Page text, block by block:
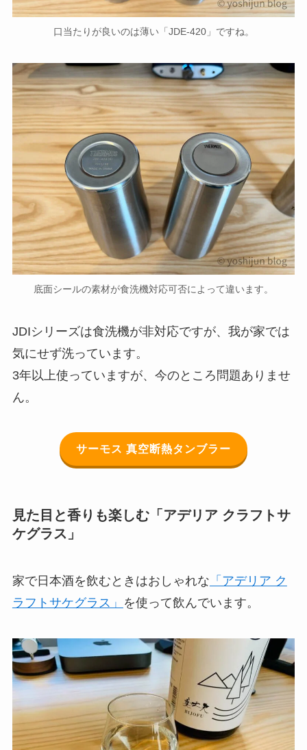
口当たりが良いのは薄い「JDE-420」ですね。
底面シールの素材が食洗機対応可否によって違います。
JDIシリーズは食洗機が非対応ですが、我が家では
気にせず洗っています。
3年以上使っていますが、今のところ問題ありませ
ん。
サーモス 真空断熱タンブラー
見た目と香りも楽しむ「アデリア クラフトサ
ケグラス」
家で日本酒を飲むときはおしゃれな 「アデリア ク
ラフトサケグラス」 を使って飲んでいます。